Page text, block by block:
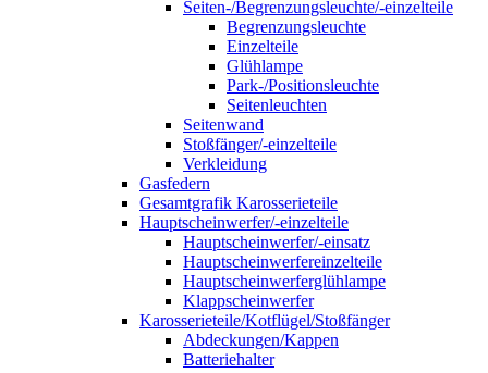
Seiten-/Begrenzungsleuchte/-einzelteile
Begrenzungsleuchte
Einzelteile
Glühlampe
Park-/Positionsleuchte
Seitenleuchten
Seitenwand
Stoßfänger/-einzelteile
Verkleidung
Gasfedern
Gesamtgrafik Karosserieteile
Hauptscheinwerfer/-einzelteile
Hauptscheinwerfer/-einsatz
Hauptscheinwerfereinzelteile
Hauptscheinwerferglühlampe
Klappscheinwerfer
Karosserieteile/Kotflügel/Stoßfänger
Abdeckungen/Kappen
Batteriehalter